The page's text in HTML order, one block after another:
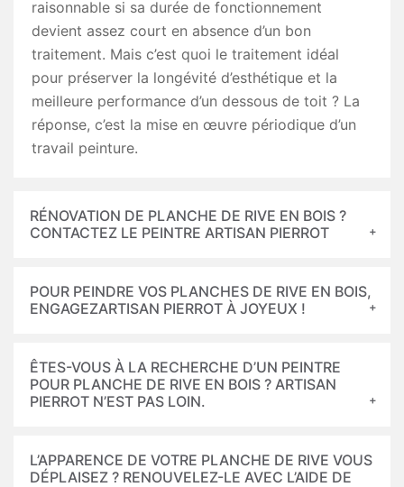
raisonnable si sa durée de fonctionnement
devient assez court en absence d’un bon
traitement. Mais c’est quoi le traitement idéal
pour préserver la longévité d’esthétique et la
meilleure performance d’un dessous de toit ? La
réponse, c’est la mise en œuvre périodique d’un
travail peinture.
RÉNOVATION DE PLANCHE DE RIVE EN BOIS ?
CONTACTEZ LE PEINTRE ARTISAN PIERROT
POUR PEINDRE VOS PLANCHES DE RIVE EN BOIS,
ENGAGEZARTISAN PIERROT À JOYEUX !
ÊTES-VOUS À LA RECHERCHE D’UN PEINTRE
POUR PLANCHE DE RIVE EN BOIS ? ARTISAN
PIERROT N’EST PAS LOIN.
L’APPARENCE DE VOTRE PLANCHE DE RIVE VOUS
DÉPLAISEZ ? RENOUVELEZ-LE AVEC L’AIDE DE